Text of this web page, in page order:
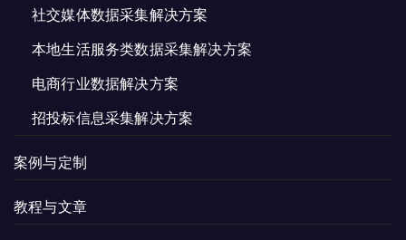
社交媒体数据采集解决方案
本地生活服务类数据采集解决方案
电商行业数据解决方案
招投标信息采集解决方案
案例与定制
教程与文章